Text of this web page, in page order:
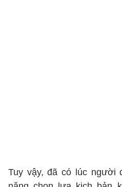
Tuy vậy, đã có lúc người